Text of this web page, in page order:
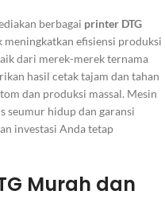
berbagai printer DTG
efisiensi produksi
dari merek-merek ternama
hasil cetak tajam dan tahan
dan produksi massal. Mesin
seumur hidup dan garansi
investasi Anda tetap
Murah dan